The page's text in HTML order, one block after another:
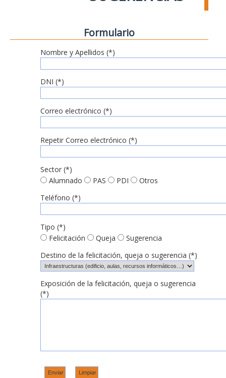
Formulario
Nombre y Apellidos (*)
DNI (*)
Correo electrónico (*)
Repetir Correo electrónico (*)
Sector (*)
Alumnado
PAS PDI
Otros
Teléfono (*)
Tipo (*)
Felicitación
Queja
Sugerencia
Destino de la felicitación, queja o sugerencia (*)
Exposición de la felicitación, queja o sugerencia
(*)